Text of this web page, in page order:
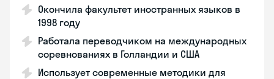
Окончила факультет иностранных языков в
1998 году
Работала переводчиком на международных
соревнованиях в Голландии и США
Использует современные методики для